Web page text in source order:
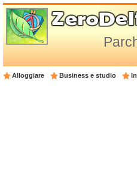
Alloggiare Business e studio